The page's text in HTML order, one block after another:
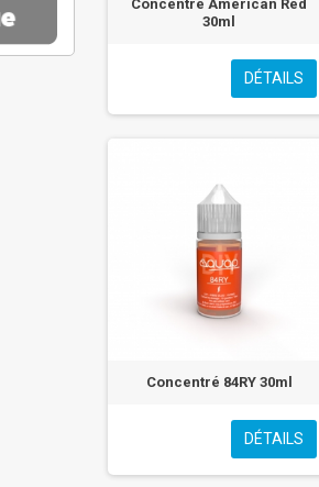
Concentré American Red
30ml
DÉTAILS
Concentré 84RY 30ml
DÉTAILS